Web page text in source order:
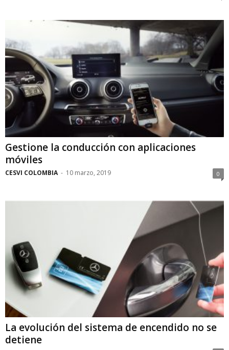
Gestione la conducción con aplicaciones
móviles
CESVI COLOMBIA - 10 marzo, 2019 0
La evolución del sistema de encendido no se
detiene